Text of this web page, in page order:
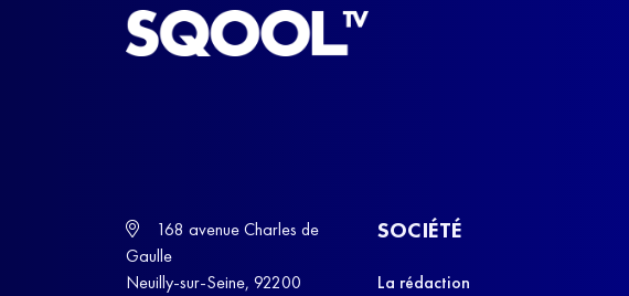
168 avenue Charles de
Gaulle
Neuilly-sur-Seine, 92200
SOCIÉTÉ
La rédaction